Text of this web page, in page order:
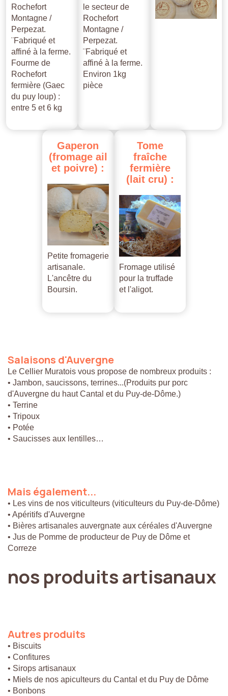
Rochefort
Montagne /
Perpezat.
¨Fabriqué et
affiné à la ferme.
Fourme de
Rochefort
fermière (Gaec
du puy loup) :
entre 5 et 6 kg
le secteur de
Rochefort
Montagne /
Perpezat.
¨Fabriqué et
affiné à la ferme.
Environ 1kg
pièce
Gaperon
(fromage ail
et poivre) :
Petite fromagerie
artisanale.
L'ancêtre du
Boursin.
Tome
fraîche
fermière
(lait cru) :
Fromage utilisé
pour la truffade
et l'aligot.
Salaisons d'Auvergne
Le Cellier Muratois vous propose de nombreux produits :
• Jambon, saucissons, terrines...(Produits pur porc
d'Auvergne du haut Cantal et du Puy-de-Dôme.)
• Terrine
• Tripoux
• Potée
• Saucisses aux lentilles…
Mais également...
• Les vins de nos viticulteurs (viticulteurs du Puy-de-Dôme)
• Apéritifs d'Auvergne
• Bières artisanales auvergnate aux céréales d'Auvergne
• Jus de Pomme de producteur de Puy de Dôme et
Correze
nos produitsartisanaux
Autres produits
• Biscuits
• Confitures
• Sirops artisanaux
• Miels de nos apiculteurs du Cantal et du Puy de Dôme
• Bonbons